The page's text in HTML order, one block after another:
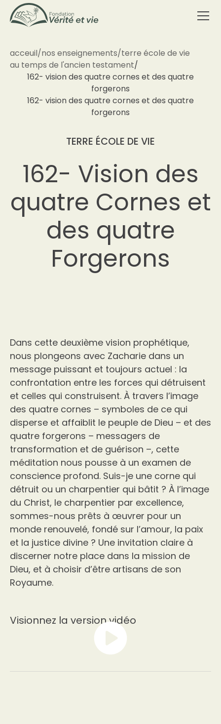
acceuil/nos enseignements/terre école de vie
au temps de l'ancien testament/
162- vision des quatre cornes et des quatre
forgerons
162- vision des quatre cornes et des quatre
forgerons
TERRE ÉCOLE DE VIE
162- Vision des
quatre Cornes et
des quatre
Forgerons
Dans cette deuxième vision prophétique,
nous plongeons avec Zacharie dans un
message puissant et toujours actuel : la
confrontation entre les forces qui détruisent
et celles qui construisent. À travers l’image
des quatre cornes – symboles de ce qui
disperse et affaiblit le peuple de Dieu – et des
quatre forgerons – messagers de
transformation et de guérison –, cette
méditation nous pousse à un examen de
conscience profond. Suis-je une corne qui
détruit ou un charpentier qui bâtit ? À l’image
du Christ, le charpentier par excellence,
sommes-nous prêts à œuvrer pour un
monde renouvelé, fondé sur l’amour, la paix
et la justice divine ? Une invitation claire à
discerner notre place dans la mission de
Dieu, et à choisir d’être artisans de son
Royaume.
Visionnez la version vidéo